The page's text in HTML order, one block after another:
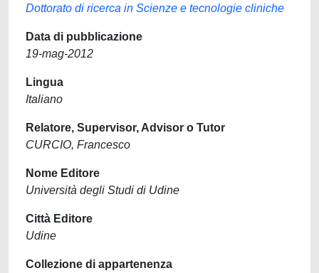
Dottorato di ricerca in Scienze e tecnologie cliniche
Data di pubblicazione
19-mag-2012
Lingua
Italiano
Relatore, Supervisor, Advisor o Tutor
CURCIO, Francesco
Nome Editore
Università degli Studi di Udine
Città Editore
Udine
Collezione di appartenenza